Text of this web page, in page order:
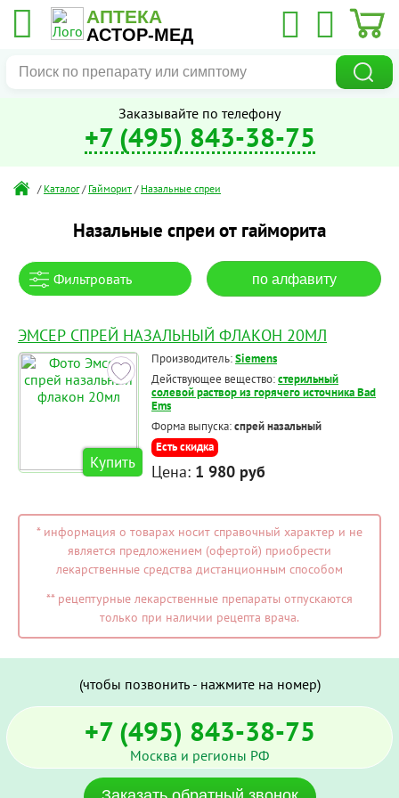
АПТЕКА
АСТОР-МЕД
Заказывайте по телефону
+7 (495) 843-38-75
/ Каталог / Гайморит / Назальные спреи
Назальные спреи от гайморита
Фильтровать по алфавиту
ЭМСЕР СПРЕЙ НАЗАЛЬНЫЙ ФЛАКОН 20МЛ
Купить
Производитель:Siemens
Действующее вещество:стерильный
солевой раствор из горячего источника Bad
Ems
Форма выпуска:спрей назальный
Есть скидка
Цена: 1 980 руб
* информация о товарах носит справочный характер и не
является предложением (офертой) приобрести
лекарственные средства дистанционным способом
** рецептурные лекарственные препараты отпускаются
только при наличии рецепта врача.
(чтобы позвонить - нажмите на номер)
+7 (495) 843-38-75
Москва и регионы РФ